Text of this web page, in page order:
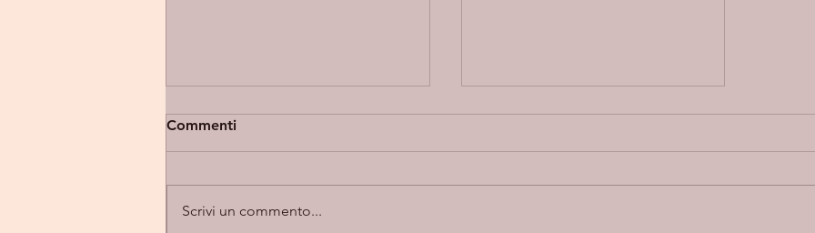
Commenti
Scrivi un commento...